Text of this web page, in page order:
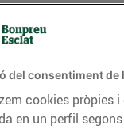
CONSELLS I
del consentiment de
cookies pròpies i
en un perfil